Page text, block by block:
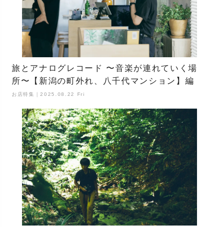
旅とアナログレコード 〜音楽が連れていく場
所〜【新潟の町外れ、八千代マンション】編
お店特集｜2025.08.22 Fri